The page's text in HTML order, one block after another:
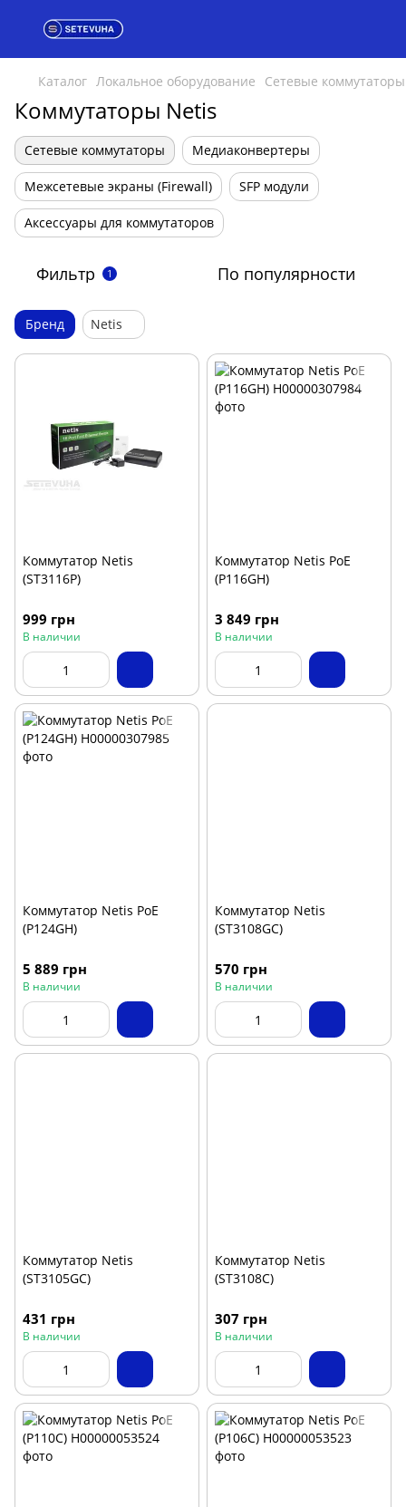
Каталог Локальное оборудование Сетевые коммутаторы
Коммутаторы Netis
Сетевые коммутаторы Медиаконвертеры
Межсетевые экраны (Firewall) SFP модули
Аксессуары для коммутаторов
Фильтр 1 По популярности
Бренд Netis
Коммутатор Netis
(ST3116P)
999 грн
В наличии
Коммутатор Netis PoE
(P116GH)
3 849 грн
В наличии
Коммутатор Netis PoE
(P124GH)
5 889 грн
В наличии
Коммутатор Netis
(ST3108GC)
570 грн
В наличии
Коммутатор Netis
(ST3105GC)
431 грн
В наличии
Коммутатор Netis
(ST3108C)
307 грн
В наличии